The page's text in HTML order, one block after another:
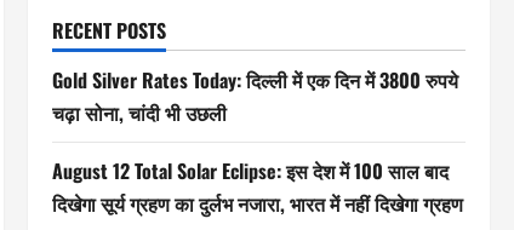
RECENT POSTS
Gold Silver Rates Today: दिल्ली में एक दिन में 3800 रुपये
चढ़ा सोना, चांदी भी उछली
August 12 Total Solar Eclipse: इस देश में 100 साल बाद
दिखेगा सूर्य ग्रहण का दुर्लभ नजारा, भारत में नहीं दिखेगा ग्रहण